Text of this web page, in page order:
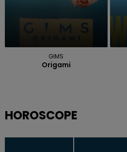
GIMS
Origami
HOROSCOPE